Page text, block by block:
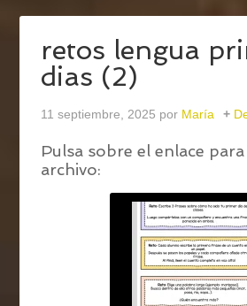
retos lengua
dias (2)
11 septiembre, 2025 por María
Pulsa sobre el enlace
archivo: